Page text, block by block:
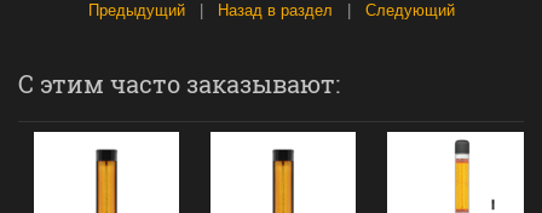
Предыдущий| Назад в раздел Следующий
С этим часто заказывают: